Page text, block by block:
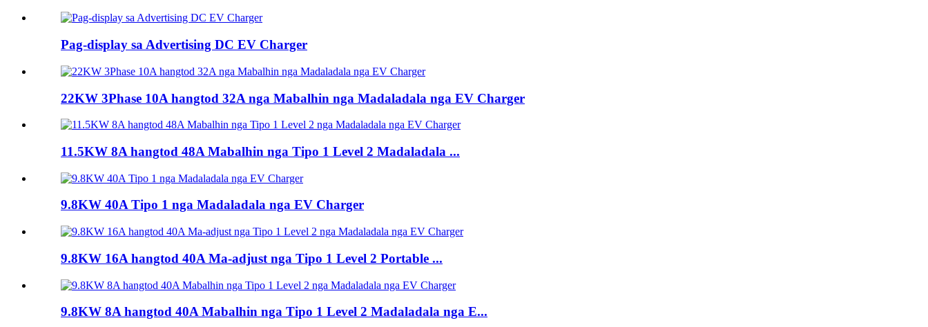
Pag-display sa Advertising DC EV Charger
22KW 3Phase 10A hangtod 32A nga Mabalhin nga Madaladala nga EV Charger
11.5KW 8A hangtod 48A Mabalhin nga Tipo 1 Level 2 Madaladala ...
9.8KW 40A Tipo 1 nga Madaladala nga EV Charger
9.8KW 16A hangtod 40A Ma-adjust nga Tipo 1 Level 2 Portable ...
9.8KW 8A hangtod 40A Mabalhin nga Tipo 1 Level 2 Madaladala nga E...